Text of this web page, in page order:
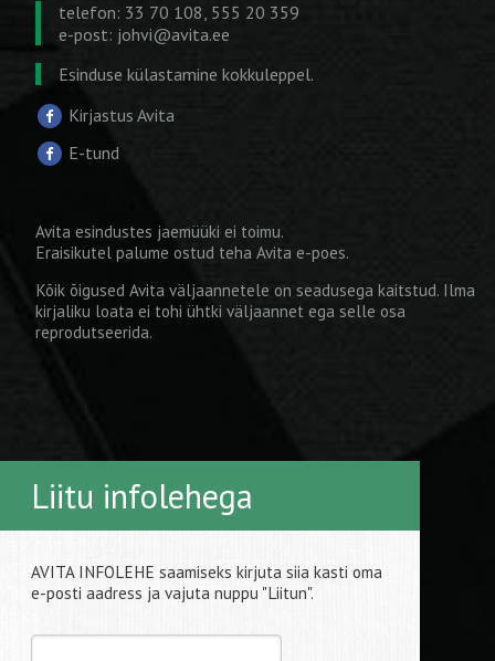
telefon: 33 70 108, 555 20 359
e-post: johvi@avita.ee
Esinduse külastamine kokkuleppel.
Kirjastus Avita
E-tund
Avita esindustes jaemüüki ei toimu.
Eraisikutel palume ostud teha Avita e-poes.
Kõik õigused Avita väljaannetele on seadusega kaitstud. Ilma
kirjaliku loata ei tohi ühtki väljaannet ega selle osa
reprodutseerida.
Liitu infolehega
AVITA INFOLEHE saamiseks kirjuta siia kasti oma
e-posti aadress ja vajuta nuppu "Liitun".